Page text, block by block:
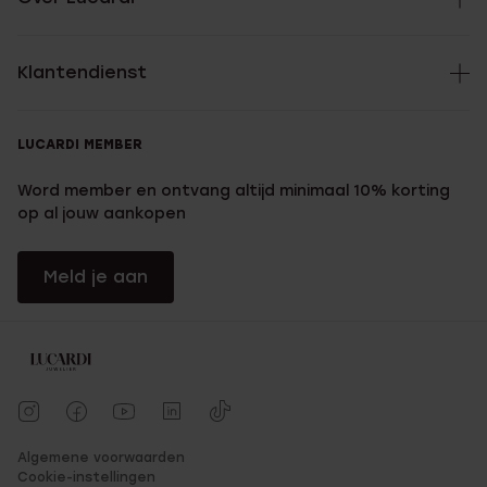
Klantendienst
LUCARDI MEMBER
Word member en ontvang altijd minimaal 10% korting
op al jouw aankopen
Meld je aan
Algemene voorwaarden
Cookie-instellingen